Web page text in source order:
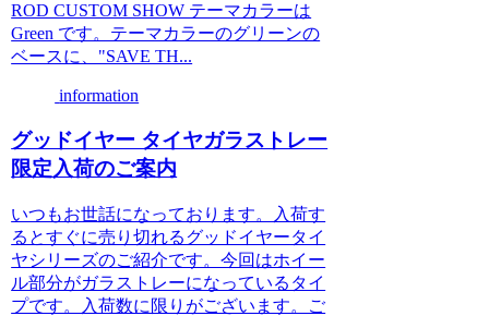
ROD CUSTOM SHOW テーマカラーは
Green です。テーマカラーのグリーンの
ベースに、"SAVE TH...
information
グッドイヤー タイヤガラストレー
限定入荷のご案内
いつもお世話になっております。入荷す
るとすぐに売り切れるグッドイヤータイ
ヤシリーズのご紹介です。今回はホイー
ル部分がガラストレーになっているタイ
プです。入荷数に限りがございます。ご